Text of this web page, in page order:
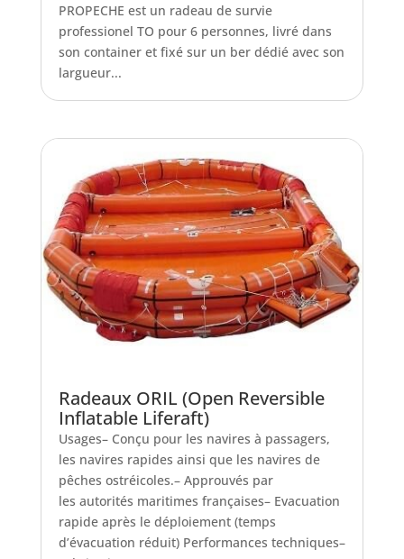
PROPECHE est un radeau de survie
professionel TO pour 6 personnes, livré dans
son container et fixé sur un ber dédié avec son
largueur...
Radeaux ORIL (Open Reversible
Inflatable Liferaft)
Usages– Conçu pour les navires à passagers,
les navires rapides ainsi que les navires de
pêches ostréicoles.– Approuvés par
les autorités maritimes françaises– Evacuation
rapide après le déploiement (temps
d’évacuation réduit) Performances techniques–